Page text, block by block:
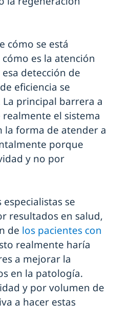
cómo se está
es la atención
detección de
eficiencia se
principal barrera a
el sistema
la forma de atender a
porque
y no por
se
resultados en salud,
de los pacientes con
realmente haría
a mejorar la
en la patología.
y por volumen de
a hacer estas